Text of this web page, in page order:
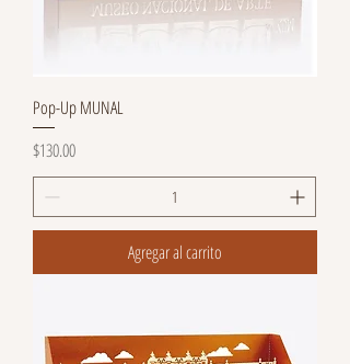
Pop-Up MUNAL
Precio
$130.00
Agregar al carrito